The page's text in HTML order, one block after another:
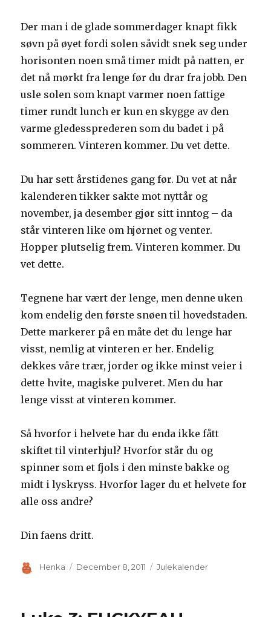
Der man i de glade sommerdager knapt fikk
søvn på øyet fordi solen såvidt snek seg under
horisonten noen små timer midt på natten, er
det nå mørkt fra lenge før du drar fra jobb. Den
usle solen som knapt varmer noen fattige
timer rundt lunch er kun en skygge av den
varme gledessprederen som du badet i på
sommeren. Vinteren kommer. Du vet dette.
Du har sett årstidenes gang før. Du vet at når
kalenderen tikker sakte mot nyttår og
november, ja desember gjør sitt inntog – da
står vinteren like om hjørnet og venter.
Hopper plutselig frem. Vinteren kommer. Du
vet dette.
Tegnene har vært der lenge, men denne uken
kom endelig den første snøen til hovedstaden.
Dette markerer på en måte det du lenge har
visst, nemlig at vinteren er her. Endelig
dekkes våre trær, jorder og ikke minst veier i
dette hvite, magiske pulveret. Men du har
lenge visst at vinteren kommer.
Så hvorfor i helvete har du enda ikke fått
skiftet til vinterhjul? Hvorfor står du og
spinner som et fjols i den minste bakke og
midt i lyskryss. Hvorfor lager du et helvete for
alle oss andre?
Din faens dritt.
Author
Henka
Posted
December 8, 2011 Categories
Julekalender